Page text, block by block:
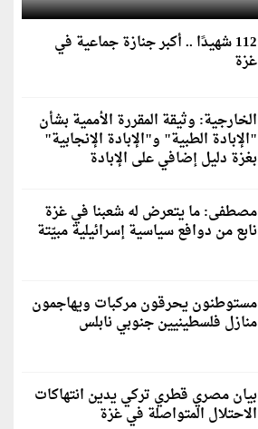
112 شهيدًا .. أكبر جنازة جماعية في
غزة
الخارجية: وثيقة المقررة الأممية بشأن
"الإبادة الطبية" و"الإبادة الإنجابية"
بغزة دليل إضافي على الإبادة
مصطفى: ما يتعرض له شعبنا في غزة
نابع من دوافع سياسية إسرائيلية مبيّتة
مستوطنون يحرقون مركبات ويهاجمون
منازل فلسطينيين جنوبي نابلس
بيان مصري قطري تركي يدين انتهاكات
الاحتلال المتواصلة في غزة